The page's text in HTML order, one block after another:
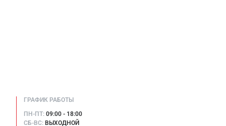
ГРАФИК РАБОТЫ
ПН-ПТ: 09:00 - 18:00
СБ-ВС: ВЫХОДНОЙ